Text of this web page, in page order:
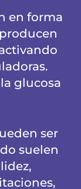
en forma
glucosa
ser
suelen